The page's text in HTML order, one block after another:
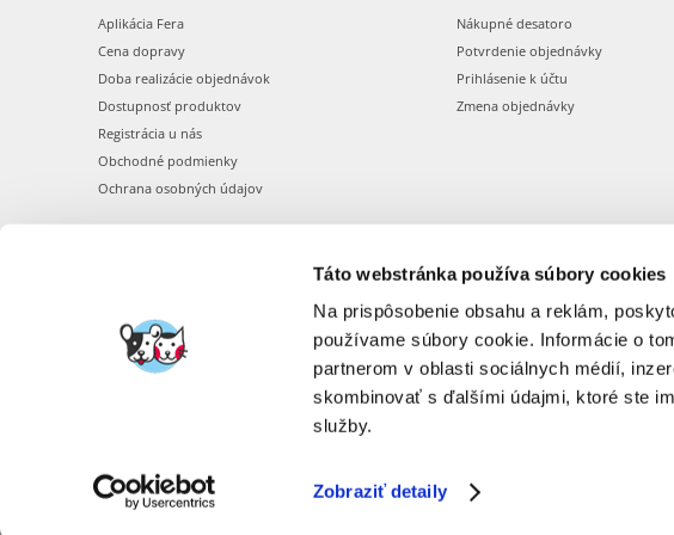
Táto webstránka používa súbory cookies
Na prispôsobenie obsahu a reklám,
používame súbory cookie. Informácie o
partnerom v oblasti sociálnych médií,
skombinovať s ďalšími údajmi, ktoré ste
služby.
Zobraziť detaily
Aplikácia Fera
Cena dopravy
Doba realizácie objednávok
Dostupnosť produktov
Registrácia u nás
Obchodné podmienky
Ochrana osobných údajov
Nákupné desatoro
Potvrdenie objednávky
Prihlásenie k účtu
Zmena objednávky
FERA INTERNATIONAL: